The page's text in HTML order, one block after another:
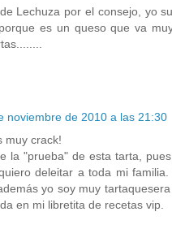
Lechuza por el consejo, yo
es un queso que va
noviembre de 2010 a las 21:30
muy crack!
la "prueba" de esta tarta,
deleitar a toda mi familia.
yo soy muy
en mi libretita de recetas vip.